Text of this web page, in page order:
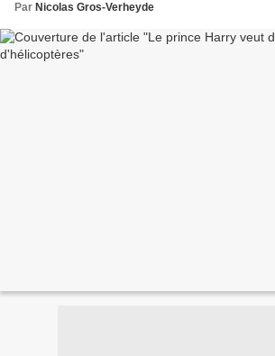
Par Nicolas Gros-Verheyde